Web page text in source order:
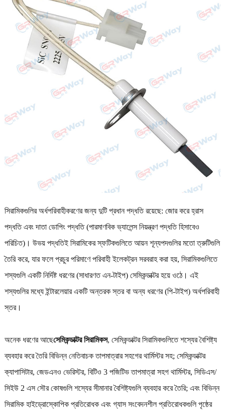
সিরামিকগুলির অর্ধপরিবাহীকরণের জন্য দুটি প্রধান পদ্ধতি রয়েছে: জোর করে হ্রাস
পদ্ধতি এবং দাতা ডোপিং পদ্ধতি (পারমাণবিক ভ্যালেন্স নিয়ন্ত্রণ পদ্ধতি হিসাবেও
পরিচিত)। উভয় পদ্ধতিই সিরামিকের স্ফটিকগুলিতে আয়ন শূন্যপদগুলির মতো ত্রুটিগুলি
তৈরি করে, যার ফলে প্রচুর পরিমাণে পরিবাহী ইলেকট্রন সরবরাহ করা হয়, সিরামিকগুলিতে
শস্যগুলি একটি নির্দিষ্ট ধরণের (সাধারণত এন-টাইপ) সেমিকন্ডাক্টর হয়ে ওঠে। এই
শস্যগুলির মধ্যে ইন্টারলেয়ার একটি অন্তরক স্তর বা অন্য ধরণের (পি-টাইপ) অর্ধপরিবাহী
স্তর।
অনেক ধরণের আছেসেমিকন্ডাক্টর সিরামিকস, সেমিকন্ডাক্টর সিরামিকগুলিতে শস্যের বৈশিষ্ট্য
ব্যবহার করে তৈরি বিভিন্ন নেতিবাচক তাপমাত্রার সহগের থার্মিস্টর সহ; সেমিকন্ডাক্টর
ক্যাপাসিটার, জেডএনও ভেরিস্টর, বিটিও 3 পজিটিভ তাপমাত্রা সহগ থার্মিস্টর, সিডিএস/
সিইউ 2 এস সৌর কোষগুলি শস্যের সীমানার বৈশিষ্ট্যগুলি ব্যবহার করে তৈরি; এবং বিভিন্ন
সিরামিক হাইড্রোস্কোপিক প্রতিরোধক এবং গ্যাস সংবেদনশীল প্রতিরোধকগুলি পৃষ্ঠের